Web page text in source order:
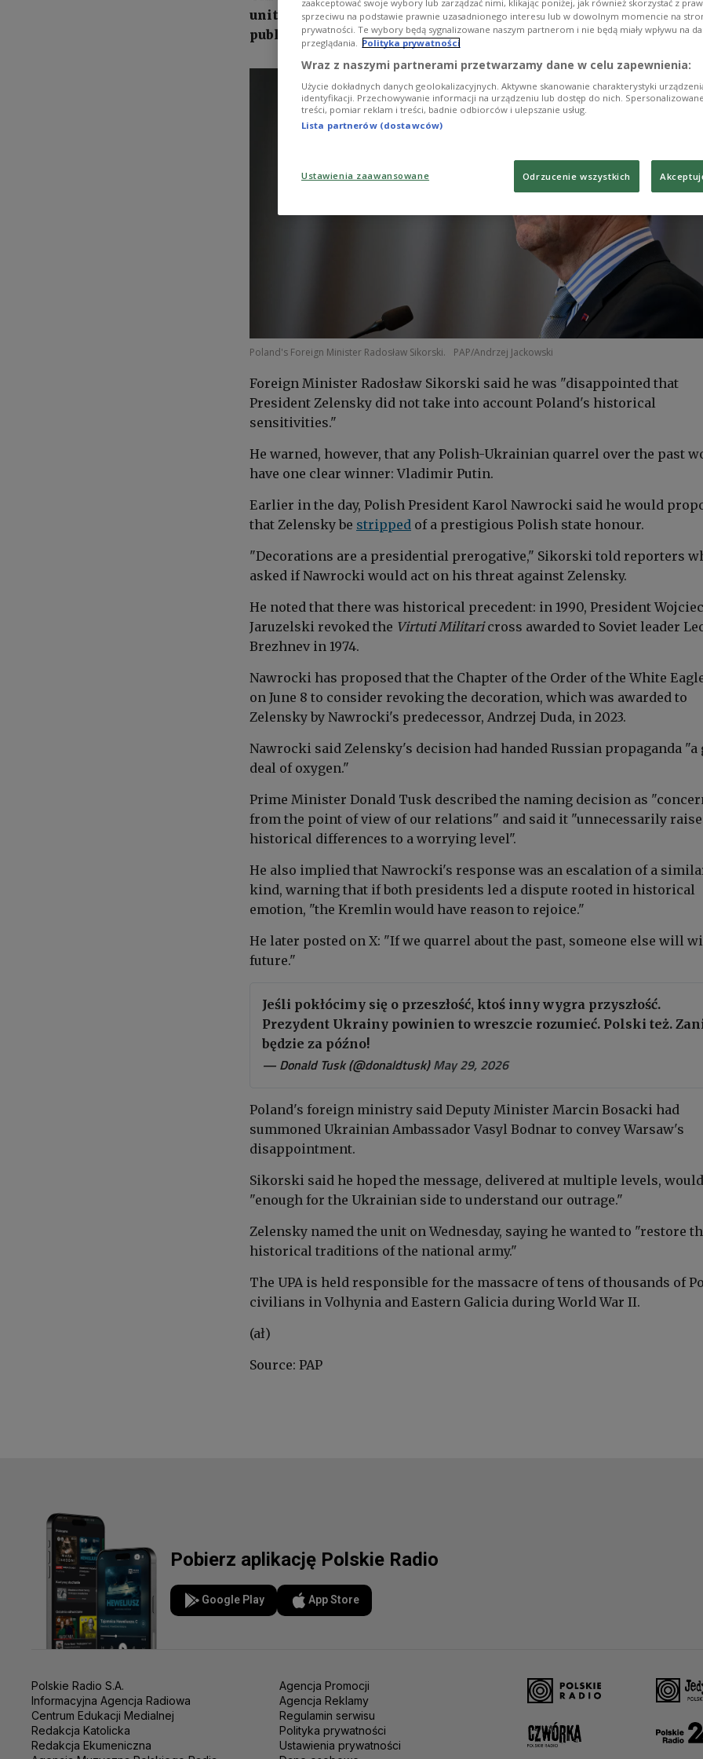
unit after the Ukrainian Insurgent Army (UPA), while cautioning
public row over history would only benefit Russia.
Poland's Foreign Minister Radosław Sikorski. PAP/Andrzej Jackowski
Foreign Minister Radosław Sikorski said he was "disappointed that
President Zelensky did not take into account Poland's historical
sensitivities."
He warned, however, that any Polish-Ukrainian quarrel over the past
have one clear winner: Vladimir Putin.
Earlier in the day, Polish President Karol Nawrocki said he would
that Zelensky be stripped of a prestigious Polish state honour.
"Decorations are a presidential prerogative," Sikorski told reporters
asked if Nawrocki would act on his threat against Zelensky.
He noted that there was historical precedent: in 1990, President
Jaruzelski revoked the Virtuti Militaricross awarded to Soviet leader
Brezhnev in 1974.
Nawrocki has proposed that the Chapter of the Order of the White
on June 8 to consider revoking the decoration, which was awarded to
Zelensky by Nawrocki's predecessor, Andrzej Duda, in 2023.
Nawrocki said Zelensky's decision had handed Russian propaganda "a
deal of oxygen."
Prime Minister Donald Tusk described the naming decision as
from the point of view of our relations" and said it "unnecessarily
historical differences to a worrying level".
He also implied that Nawrocki's response was an escalation of a
kind, warning that if both presidents led a dispute rooted in historical
emotion, "the Kremlin would have reason to rejoice."
He later posted on X: "If we quarrel about the past, someone else will
future."
Jeśli pokłócimy się o przeszłość, ktoś inny wygra przyszłość.
Prezydent Ukrainy powinien to wreszcie rozumieć. Polski też.
będzie za późno!
— Donald Tusk (@donaldtusk)May 29, 2026
Poland's foreign ministry said Deputy Minister Marcin Bosacki had
summoned Ukrainian Ambassador Vasyl Bodnar to convey Warsaw's
disappointment.
Sikorski said he hoped the message, delivered at multiple levels,
"enough for the Ukrainian side to understand our outrage."
Zelensky named the unit on Wednesday, saying he wanted to "restore
historical traditions of the national army."
The UPA is held responsible for the massacre of tens of thousands of
civilians in Volhynia and Eastern Galicia during World War II.
(ał)
Source: PAP
Pobierz aplikację Polskie Radio
Google Play App Store
Polskie Radio S.A.
Informacyjna Agencja Radiowa
Centrum Edukacji Medialnej
Redakcja Katolicka
Redakcja Ekumeniczna
Agencja Promocji
Agencja Reklamy
Regulamin serwisu
Polityka prywatności
Ustawienia prywatności
zaakceptować swoje wybory lub zarządzać nimi, klikając poniżej, jak również skorzystać z
sprzeciwu na podstawie prawnie uzasadnionego interesu lub w dowolnym momencie na
prywatności. Te wybory będą sygnalizowane naszym partnerom i nie będą miały wpływu na
przeglądania. Polityka prywatności
Wraz z naszymi partnerami przetwarzamy dane w celu zapewnienia:
Użycie dokładnych danych geolokalizacyjnych. Aktywne skanowanie charakterystyki
identyfikacji. Przechowywanie informacji na urządzeniu lub dostęp do nich.
treści, pomiar reklam i treści, badnie odbiorców i ulepszanie usług.
Lista partnerów (dostawców)
Ustawienia zaawansowane Odrzucenie wszystkich